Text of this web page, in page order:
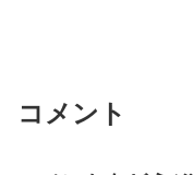
コメント